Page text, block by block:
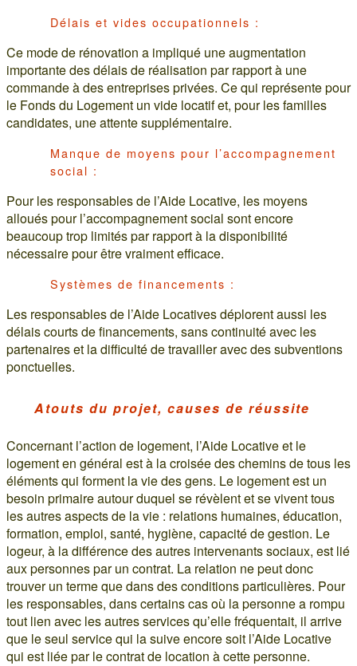
Délais et vides occupationnels :
Ce mode de rénovation a impliqué une augmentation
importante des délais de réalisation par rapport à une
commande à des entreprises privées. Ce qui représente pour
le Fonds du Logement un vide locatif et, pour les familles
candidates, une attente supplémentaire.
Manque de moyens pour l’accompagnement
social :
Pour les responsables de l’Aide Locative, les moyens
alloués pour l’accompagnement social sont encore
beaucoup trop limités par rapport à la disponibilité
nécessaire pour être vraiment efficace.
Systèmes de financements :
Les responsables de l’Aide Locatives déplorent aussi les
délais courts de financements, sans continuité avec les
partenaires et la difficulté de travailler avec des subventions
ponctuelles.
Atouts du projet, causes de réussite
Concernant l’action de logement, l’Aide Locative et le
logement en général est à la croisée des chemins de tous les
éléments qui forment la vie des gens. Le logement est un
besoin primaire autour duquel se révèlent et se vivent tous
les autres aspects de la vie : relations humaines, éducation,
formation, emploi, santé, hygiène, capacité de gestion. Le
logeur, à la différence des autres intervenants sociaux, est lié
aux personnes par un contrat. La relation ne peut donc
trouver un terme que dans des conditions particulières. Pour
les responsables, dans certains cas où la personne a rompu
tout lien avec les autres services qu’elle fréquentait, il arrive
que le seul service qui la suive encore soit l’Aide Locative
qui est liée par le contrat de location à cette personne.